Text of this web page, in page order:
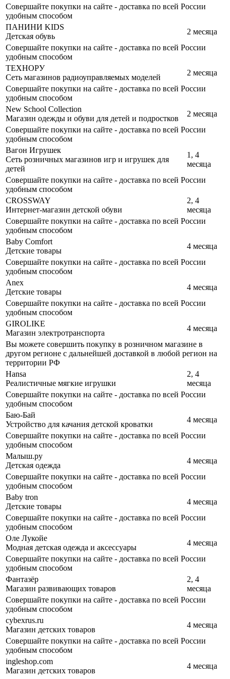
Совершайте покупки на сайте - доставка по всей России
удобным способом
ПАНИНИ KIDS
Детская обувь
2 месяца
Совершайте покупки на сайте - доставка по всей России
удобным способом
ТЕХНОРУ
Сеть магазинов радиоуправляемых моделей
2 месяца
Совершайте покупки на сайте - доставка по всей России
удобным способом
New School Collection
Магазин одежды и обуви для детей и подростков
2 месяца
Совершайте покупки на сайте - доставка по всей России
удобным способом
Вагон Игрушек
Сеть розничных магазинов игр и игрушек для
детей
1, 4
месяца
Совершайте покупки на сайте - доставка по всей России
удобным способом
CROSSWAY
Интернет-магазин детской обуви
2, 4
месяца
Совершайте покупки на сайте - доставка по всей России
удобным способом
Baby Comfort
Детские товары
4 месяца
Совершайте покупки на сайте - доставка по всей России
удобным способом
Anex
Детские товары
4 месяца
Совершайте покупки на сайте - доставка по всей России
удобным способом
GIROLIKE
Магазин электротранспорта
4 месяца
Вы можете совершить покупку в розничном магазине в
другом регионе с дальнейшей доставкой в любой регион на
территории РФ
Hansa
Реалистичные мягкие игрушки
2, 4
месяца
Совершайте покупки на сайте - доставка по всей России
удобным способом
Баю-Бай
Устройство для качания детской кроватки
4 месяца
Совершайте покупки на сайте - доставка по всей России
удобным способом
Малыш.ру
Детская одежда
4 месяца
Совершайте покупки на сайте - доставка по всей России
удобным способом
Baby tron
Детские товары
4 месяца
Совершайте покупки на сайте - доставка по всей России
удобным способом
Оле Лукойе
Модная детская одежда и аксессуары
4 месяца
Совершайте покупки на сайте - доставка по всей России
удобным способом
Фантазёр
Магазин развивающих товаров
2, 4
месяца
Совершайте покупки на сайте - доставка по всей России
удобным способом
cybexrus.ru
Магазин детских товаров
4 месяца
Совершайте покупки на сайте - доставка по всей России
удобным способом
ingleshop.com
Магазин детских товаров
4 месяца